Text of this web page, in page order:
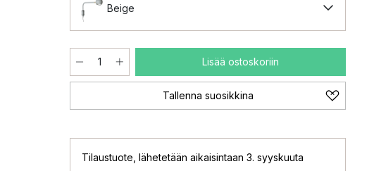
Beige
Lisää ostoskoriin
Tallenna suosikkina
Tilaustuote lähetetään aikaisintaan 3. syyskuuta